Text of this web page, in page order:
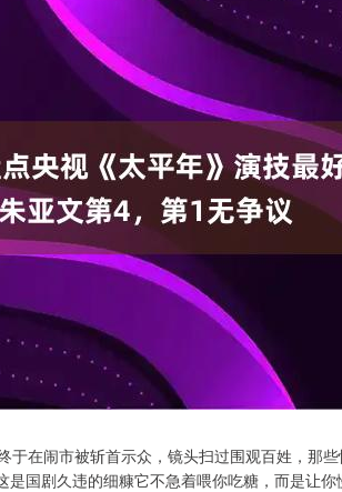
在闹市被斩首示众，镜头扫过围观百姓，那
国剧久违的细糠它不急着喂你吃糖，而是让